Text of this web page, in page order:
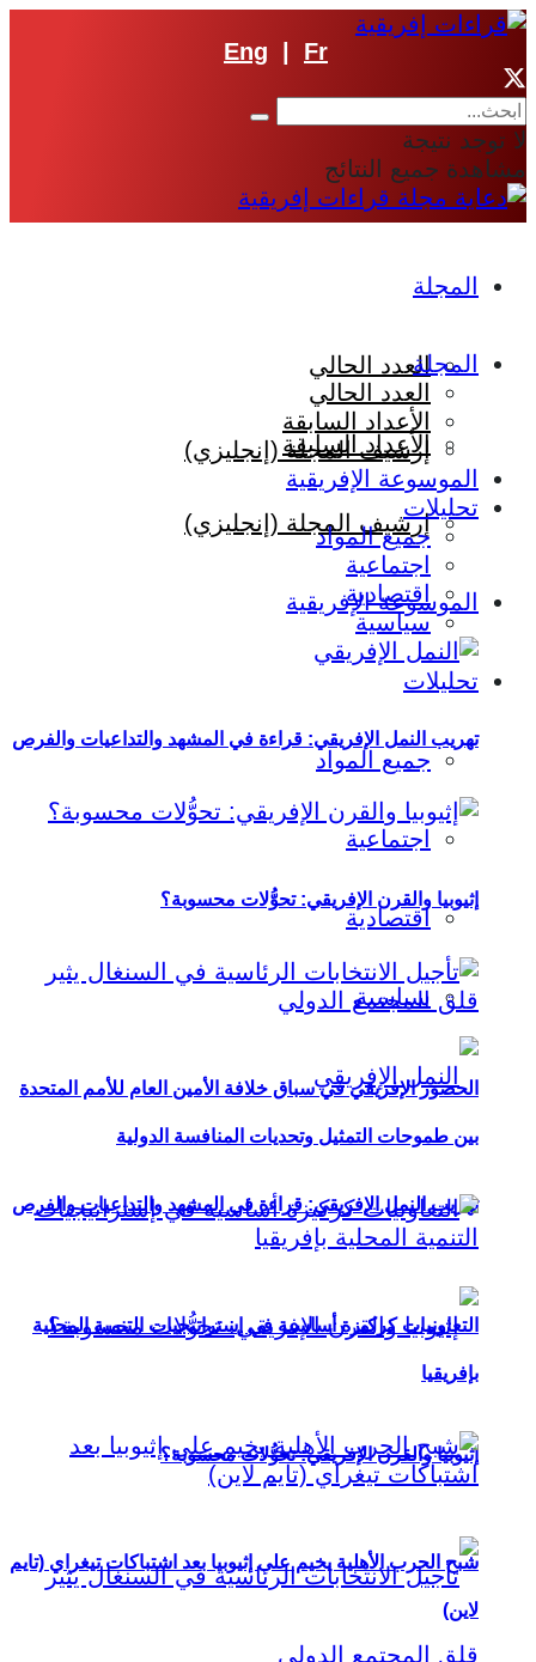
Eng Fr
لا توجد نتيجة
مشاهدة جميع النتائج
المجلة
العدد الحالي
الأعداد السابقة
إرشيف المجلة (إنجليزي)
الموسوعة الإفريقية
تحليلات
جميع المواد
اجتماعية
اقتصادية
سياسية
تهريب النمل الإفريقي: قراءة في المشهد والتداعيات والفرص
إثيوبيا والقرن الإفريقي: تحوُّلات محسوبة؟
المجلة
العدد الحالي
الأعداد السابقة
إرشيف المجلة (إنجليزي)
الموسوعة الإفريقية
تحليلات
جميع المواد
اجتماعية
اقتصادية
سياسية
تهريب النمل الإفريقي: قراءة في المشهد والتداعيات والفرص
إثيوبيا والقرن الإفريقي: تحوُّلات محسوبة؟
الحضور الإفريقي في سباق خلافة الأمين العام للأمم المتحدة
بين طموحات التمثيل وتحديات المنافسة الدولية
التعاونيات كركيزة أساسية في إستراتيجيات التنمية المحلية
بإفريقيا
شبح الحرب الأهلية يخيم على إثيوبيا بعد اشتباكات تيغراي (تايم
لاين)